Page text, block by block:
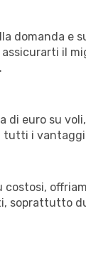
domanda e
il
di euro su
i vantaggi
soprattutto